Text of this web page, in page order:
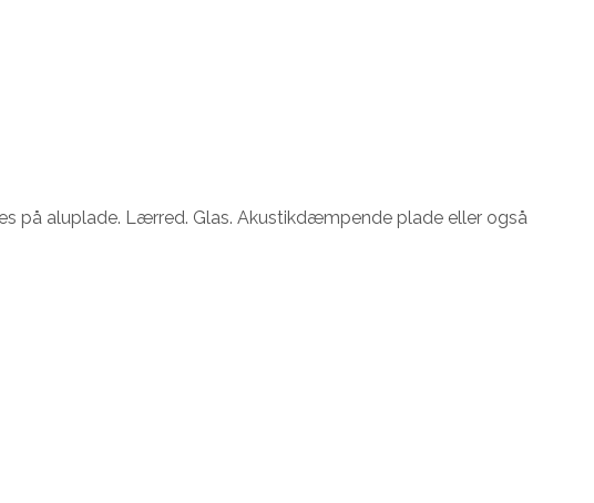
på aluplade. Lærred. Glas. Akustikdæmpende plade eller også